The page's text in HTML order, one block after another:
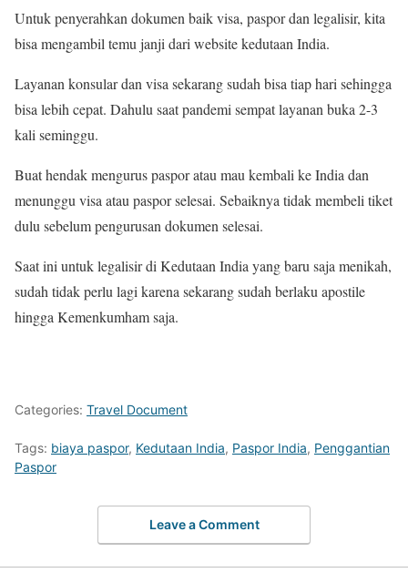
Untuk penyerahkan dokumen baik visa, paspor dan legalisir, kita
bisa mengambil temu janji dari website kedutaan India.
Layanan konsular dan visa sekarang sudah bisa tiap hari sehingga
bisa lebih cepat. Dahulu saat pandemi sempat layanan buka 2-3
kali seminggu.
Buat hendak mengurus paspor atau mau kembali ke India dan
menunggu visa atau paspor selesai. Sebaiknya tidak membeli tiket
dulu sebelum pengurusan dokumen selesai.
Saat ini untuk legalisir di Kedutaan India yang baru saja menikah,
sudah tidak perlu lagi karena sekarang sudah berlaku apostile
hingga Kemenkumham saja.
Categories: Travel Document
Tags: biaya paspor, Kedutaan India, Paspor India, Penggantian
Paspor
Leave a Comment